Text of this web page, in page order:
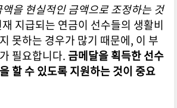
을 현실적인 금액으로 조정하는 것
지급되는 연금이 선수들의 생활비
못하는 경우가 많기 때문에, 이 부
필요합니다. 금메달을 획득한 선수
할 수 있도록 지원하는 것이 중요